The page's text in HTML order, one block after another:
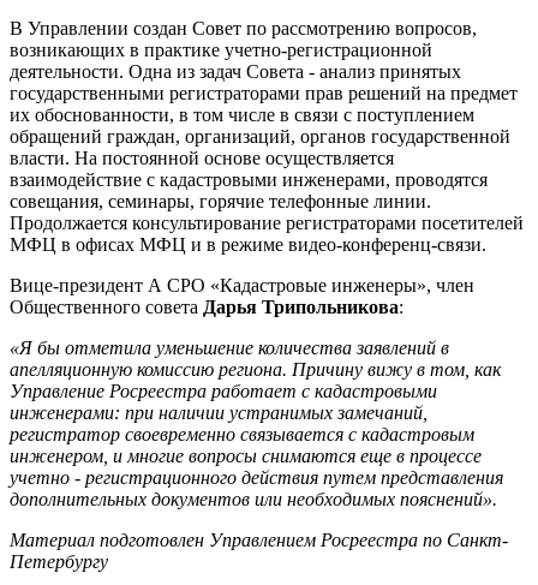
В Управлении создан Совет по рассмотрению вопросов,
возникающих в практике учетно-регистрационной
деятельности. Одна из задач Совета - анализ принятых
государственными регистраторами прав решений на предмет
их обоснованности, в том числе в связи с поступлением
обращений граждан, организаций, органов государственной
власти. На постоянной основе осуществляется
взаимодействие с кадастровыми инженерами, проводятся
совещания, семинары, горячие телефонные линии.
Продолжается консультирование регистраторами посетителей
МФЦ в офисах МФЦ и в режиме видео-конференц-связи.
Вице-президент А СРО «Кадастровые инженеры», член
Общественного совета Дарья Трипольникова:
«Я бы отметила уменьшение количества заявлений в
апелляционную комиссию региона. Причину вижу в том, как
Управление Росреестра работает с кадастровыми
инженерами: при наличии устранимых замечаний,
регистратор своевременно связывается с кадастровым
инженером, и многие вопросы снимаются еще в процессе
учетно - регистрационного действия путем представления
дополнительных документов или необходимых пояснений».
Материал подготовлен Управлением Росреестра по Санкт-
Петербургу